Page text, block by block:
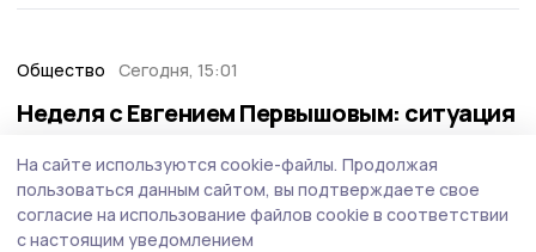
Общество Сегодня, 15:01
Неделя с Евгением Первышовым: ситуация
приоритеты образования
Губернатор держит на контроле ситуацию с бензином,
требует навести порядок с мусором в Тамбове.
На сайте используются cookie-файлы. Продолжая
пользоваться данным сайтом, вы подтверждаете свое
согласие на использование файлов cookie в соответствии
с настоящим уведомлением